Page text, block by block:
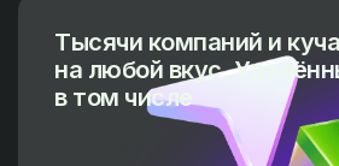
Тысячи компаний и
на любой вкус.
в том числе